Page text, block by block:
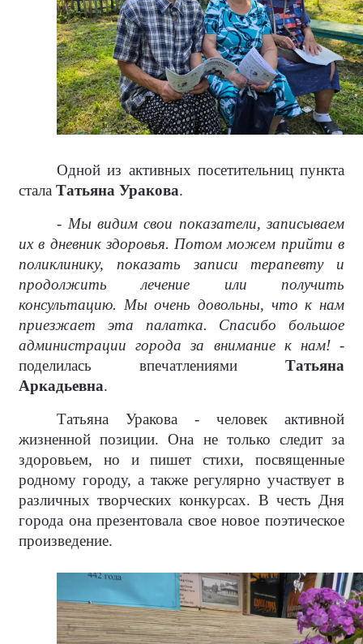
Одной из активных посетительниц пункта
стала Татьяна Уракова.
- Мы видим свои показатели, записываем
их в дневник здоровья. Потом можем прийти в
поликлинику, показать записи терапевту и
продолжить лечение или получить
консультацию. Мы очень довольны, что к нам
приезжает эта палатка. Спасибо большое
администрации города за внимание к нам!-
поделилась впечатлениями Татьяна
Аркадьевна.
Татьяна Уракова - человек активной
жизненной позиции. Она не только следит за
здоровьем, но и пишет стихи, посвященные
родному городу, а также регулярно участвует в
различных творческих конкурсах. В честь Дня
города она презентовала свое новое поэтическое
произведение.